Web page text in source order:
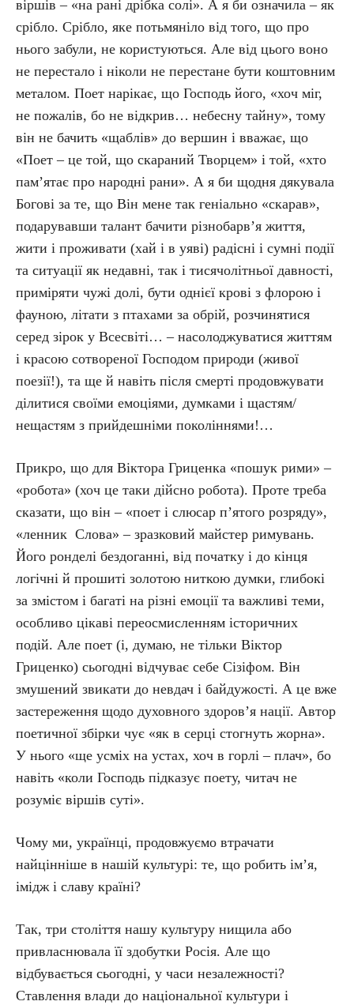
віршів – «на рані дрібка солі». А я би означила – як
срібло. Срібло, яке потьмяніло від того, що про
нього забули, не користуються. Але від цього воно
не перестало і ніколи не перестане бути коштовним
металом. Поет нарікає, що Господь його, «хоч міг,
не пожалів, бо не відкрив… небесну тайну», тому
він не бачить «щаблів» до вершин і вважає, що
«Поет – це той, що скараний Творцем» і той, «хто
пам’ятає про народні рани». А я би щодня дякувала
Богові за те, що Він мене так геніально «скарав»,
подарувавши талант бачити різнобарв’я життя,
жити і проживати (хай і в уяві) радісні і сумні події
та ситуації як недавні, так і тисячолітньої давності,
приміряти чужі долі, бути однієї крові з флорою і
фауною, літати з птахами за обрій, розчинятися
серед зірок у Всесвіті… – насолоджуватися життям
і красою сотвореної Господом природи (живої
поезії!), та ще й навіть після смерті продовжувати
ділитися своїми емоціями, думками і щастям/
нещастям з прийдешніми поколіннями!…
Прикро, що для Віктора Гриценка «пошук рими» –
«робота» (хоч це таки дійсно робота). Проте треба
сказати, що він – «поет і слюсар п’ятого розряду»,
«ленник Слова» – зразковий майстер римувань.
Його ронделі бездоганні, від початку і до кінця
логічні й прошиті золотою ниткою думки, глибокі
за змістом і багаті на різні емоції та важливі теми,
особливо цікаві переосмисленням історичних
подій. Але поет (і, думаю, не тільки Віктор
Гриценко) сьогодні відчуває себе Сізіфом. Він
змушений звикати до невдач і байдужості. А це вже
застереження щодо духовного здоров’я нації. Автор
поетичної збірки чує «як в серці стогнуть жорна».
У нього «ще усміх на устах, хоч в горлі – плач», бо
навіть «коли Господь підказує поету, читач не
розуміє віршів суті».
Чому ми, українці, продовжуємо втрачати
найцінніше в нашій культурі: те, що робить ім’я,
імідж і славу країні?
Так, три століття нашу культуру нищила або
привласнювала її здобутки Росія. Але що
відбувається сьогодні, у часи незалежності?
Ставлення влади до національної культури і